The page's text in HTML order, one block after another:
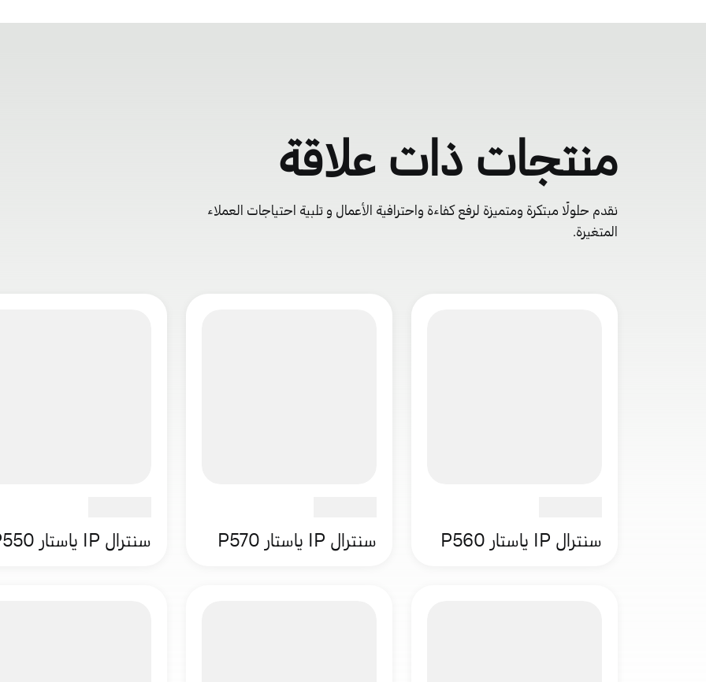
منتجات ذات علاقة
نقدم حلولًا مبتكرة ومتميزة لرفع كفاءة واحترافية الأعمال و تلبية احتياجات العملاء
المتغيرة.
سنترال IP ياستار P560 سنترال IP ياستار P570 سنترال IP ياستار P550